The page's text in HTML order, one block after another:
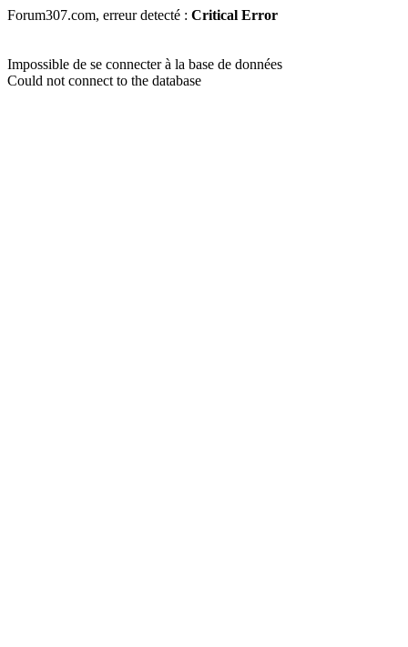
Forum307.com, erreur detecté : Critical Error
Impossible de se connecter à la base de données
Could not connect to the database